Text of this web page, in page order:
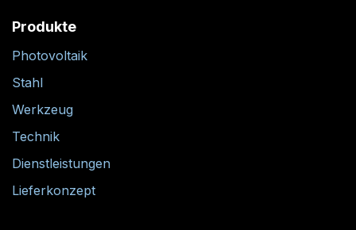
Produkte
Photovoltaik
Stahl
Werkzeug
Technik
Dienstleistungen
Lieferkonzept